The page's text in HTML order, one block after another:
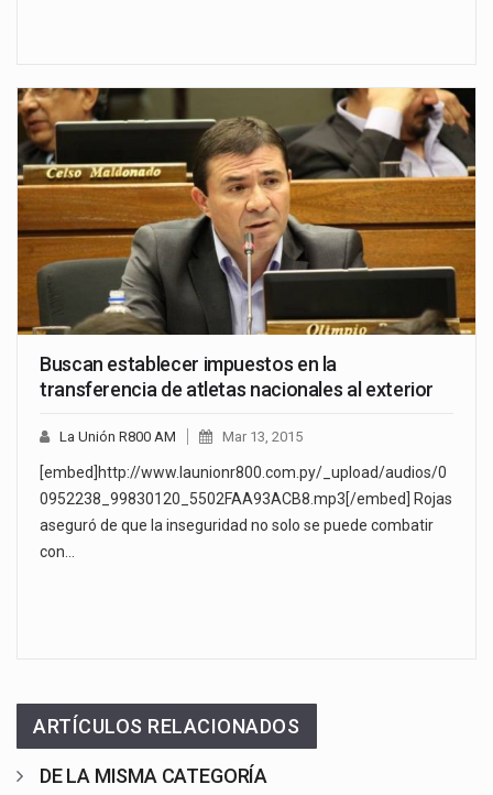
Buscan establecer impuestos en la
transferencia de atletas nacionales al exterior
La Unión R800 AM Mar 13, 2015
[embed]http://www.launionr800.com.py/_upload/audios/0
0952238_99830120_5502FAA93ACB8.mp3[/embed] Rojas
aseguró de que la inseguridad no solo se puede combatir
con…
ARTÍCULOS RELACIONADOS
DE LA MISMA CATEGORÍA